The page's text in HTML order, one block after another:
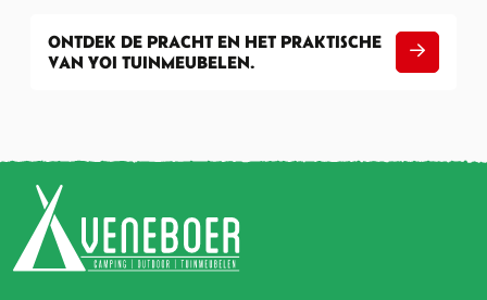
ONTDEK DE PRACHT EN HET PRAKTISCHE
VAN YOI TUINMEUBELEN.